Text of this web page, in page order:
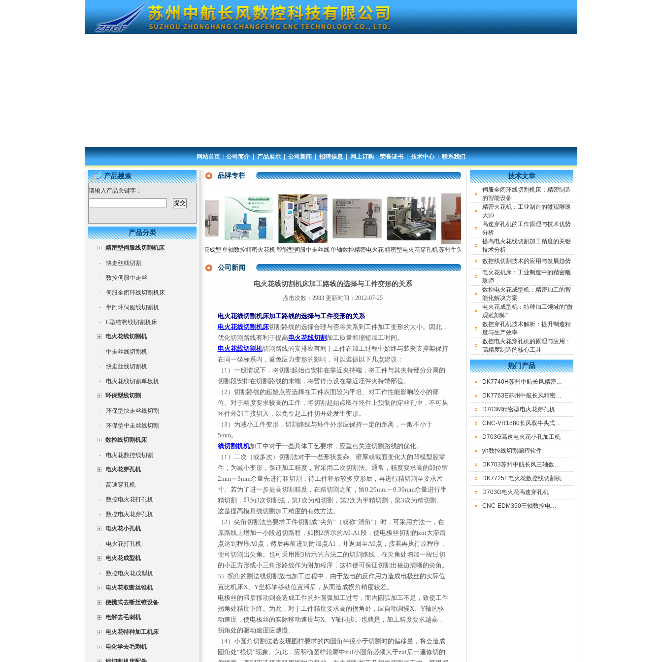
网站首页|公司简介|产品展示|公司新闻|招聘信息|网上订购|荣誉证书|技术中心|联系我们
产品搜索
请输入产品关键字：
产品分类
精密型伺服线切割机床
· 快走丝线切割
· 数控伺服中走丝
· 伺服全闭环线切割机床
· 半闭环伺服线切割机
· C型结构线切割机床
电火花线切割机
· 中走丝线切割机
· 快走丝线切割机
· 电火花线切割单板机
环保型线切割
· 环保型快走丝线切割
· 环保型中走丝线切割
数控线切割机床
· 电火花数控线切割
电火花穿孔机
· 高速穿孔机
· 数控电火花打孔机
· 数控电火花穿孔机
电火花小孔机
· 电火花打孔机
电火花成型机
· 数控电火花成型机
电火花取断丝锥机
便携式去断丝锥设备
电解去毛刺机
电火花特种加工机床
电化学去毛刺机
品牌专栏
长风双牛头式数控火
型机
三轴数控电火花成型单轴数控精密火花机
销
智能型伺服中走丝线单轴数控精密电火花
机床
精密型电火花穿孔机 苏州牛头式数控镜面
电火花成型机床厂家
直供
苏州中航长风精密中
走丝线切割机床厂家
直供
走丝线切割机床
公司新闻
电火花线切割机床加工路线的选择与工件变形的关系
点击次数：2983 更新时间：2012-07-25
电火花线切割机床加工路线的选择与工件变形的关系
电火花线切割机床切割路线的选择合理与否将关系到工件加工变形的大小。
因此，
优化切割路线有利于提高电火花线切割 加工质量和缩短加工时间。
电火花线切割机切割路线的安排应有利于工件在加工过程中始终与装夹支撑架保持
在同一坐标系内，避免应力变形的影响，可以遵循以下几点建议：
（1）一般情况下，将切割起始点安排在靠近夹持端，将工件与其夹持部分分离的
切割段安排在切割路线的末端，将暂停点设在靠近坯件夹持端部位。
（2）切割路线的起始点应选择在工件表面较为平坦、对工作性能影响较小的部
位。对于精度要求较高的工件，将切割起始点取在坯件上预制的穿丝孔中，不可从
坯件外部直接切入，以免引起工件切开处发生变形。
（3）为减小工件变形，切割路线与坯件外形应保持一定的距离，一般不小于
5mm。
线切割机机加工中对于一些具体工艺要求，应重点关注切割路线的优化。
（1）二次（或多次）切割法对于一些形状复杂、壁厚或截面变化大的凹模型腔零
件，为减小变形，保证加工精度，宜采用二次切割法。通常，精度要求高的部位留
2mm～3mm余量先进行粗切割，待工件释放较多变形后，再进行精切割至要求尺
寸。若为了进一步提高切割精度，在精切割之前，留0.20mm～0.30mm余量进行半
精切割，即为3次切割法，第1次为粗切割，第2次为半精切割，第3次为精切割。
这是提高模具线切割加工精度的有效方法。
（2）尖角切割法当要求工件切割成“尖角”（或称“清角”）时，可采用方法一，在
原路线上增加一小段超切路程，如图2所示的A0-A1段，使电极丝切割的zui大滞后
点达到程序A0点，然后再前进到附加点A1，并返回至A0点，接着再执行原程序，
便可切割出尖角。也可采用图3所示的方法二的切割路线，在尖角处增加一段过切
的小正方形或小三角形路线作为附加程序，这样便可保证切割出棱边清晰的尖角。
3）拐角的割法线切割放电加工过程中，由于放电的反作用力造成电极丝的实际位
置比机床X、Y坐标轴移动位置滞后，从而造成拐角精度较差。
电极丝的滞后移动则会造成工件的外圆弧加工过亏，而内圆弧加工不足，致使工件
拐角处精度下降。为此，对于工件精度要求高的拐角处，应自动调慢X、Y轴的驱
动速度，使电极丝的实际移动速度与X、Y轴同步。也就是，加工精度要求越高，
拐角处的驱动速度应越慢。
（4）小圆角切割法若发现图样要求的内圆角半径小于切割时的偏移量，将会造成
圆角处“根切”现象。为此，应明确图样轮廓中zui小圆角必须大于zui后一遍修切的
技术文章
伺服全闭环线切割机床：精密制造
的智能设备
精密火花机：工业制造的微观雕琢
大师
高速穿孔机的工作原理与技术优势
分析
提高电火花线切割加工精度的关键
技术分析
数控线切割技术的应用与发展趋势
电火花机床：工业制造中的精密雕
琢师
数控电火花成型机：精密加工的智
能化解决方案
电火花成型机：特种加工领域的“微
观雕刻师”
数控穿孔机技术解析：提升制造精
度与生产效率
数控电火花穿孔机的原理与应用：
高精度制造的核心工具
热门产品
DK7740H苏州中航长风精密中走丝线切割机床
DK7763E苏州中航长风精密型数控中走丝线切割机床
D703M精密型电火花穿孔机
CNC-VR1880长风双牛头式数控火花机高效率电火花成型机
D703G高速电火花小孔加工机
yh数控线切割编程软件
DK703苏州中航长风三轴数控穿孔机数控小孔机直供
DK7725E电火花数控线切割机
D703G电火花高速穿孔机
CNC-EDM350三轴数控电火花成型机床CNC350